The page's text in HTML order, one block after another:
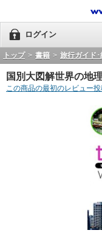
ログイン
トップ > 書籍 > 旅行ガイド･
国別大図解世界の地
この商品の最初のレビュー